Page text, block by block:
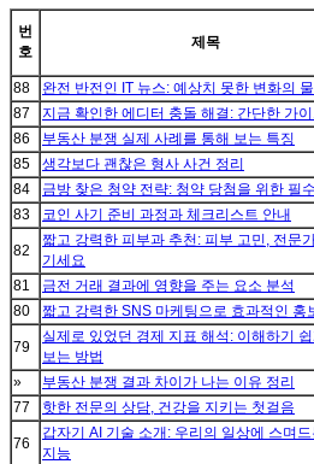
번
호
제목
88
완전 반전인 IT 뉴스: 예상치 못한 변화의
87
지금 확인한 에디터 충돌 해결: 간단한 가
86
부동산 분쟁 실제 사례를 통해 보는 특징
85
생각보다 괜찮은 형사 사건 정리
84
금방 찾은 청약 전략: 청약 당첨을 위한 필
83
코인 사기 준비 과정과 체크리스트 안내
82
짧고 강력한 피부과 추천: 피부 고민, 전문
기세요
81 금전 거래 결과에 영향을 주는 요소 분석
80
짧고 강력한 SNS 마케팅으로 효과적인 홍
79
실제로 있었던 경제 지표 해석: 이해하기
보는 방법
» 부동산 분쟁 결과 차이가 나는 이유 정리
77
핫한 전문의 상담, 건강을 지키는 첫걸음
76
갑자기 AI 기술 소개: 우리의 일상에 스며
지능